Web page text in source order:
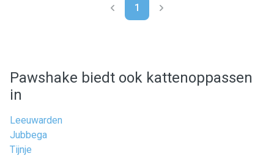
1
Pawshake biedt ook kattenoppassen
in
Leeuwarden
Jubbega
Tijnje